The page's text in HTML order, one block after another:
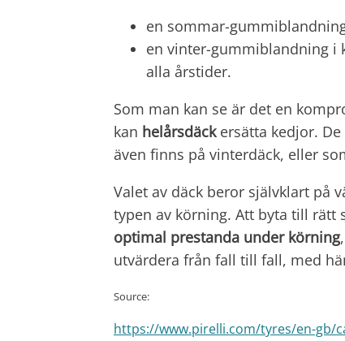
en sommar-
en vinter-gummiblandning i
alla årstider.
Som man kan se är det en
kan helårsdäckersätta kedjor. De
även finns på vinterdäck, eller
Valet av däck beror självklart på
typen av körning. Att byta till rätt
optimal prestanda under körning
utvärdera från fall till fall, med
Source:
https://www.pirelli.com/tyres/en-gb/